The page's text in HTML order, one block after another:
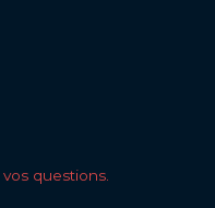
questions.